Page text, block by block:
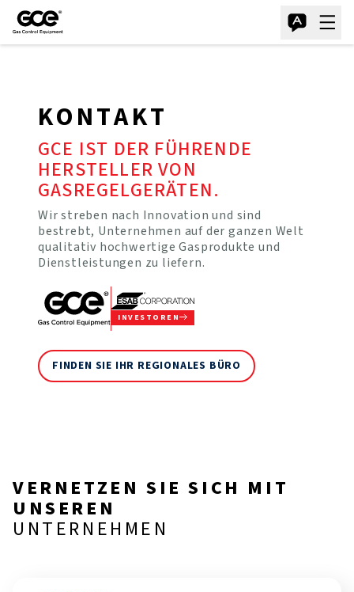
KONTAKT
GCE IST DER FÜHRENDE
HERSTELLER VON
GASREGELGERÄTEN.
Wir streben nach Innovation und sind
bestrebt, Unternehmen auf der ganzen Welt
qualitativ hochwertige Gasprodukte und
Dienstleistungen zu liefern.
INVESTOREN
FINDEN SIE IHR REGIONALES BÜRO
VERNETZEN SIE SICH MIT
UNSEREN
UNTERNEHMEN